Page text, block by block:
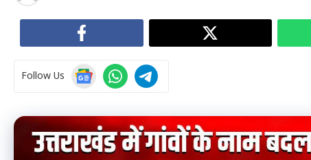
Follow Us